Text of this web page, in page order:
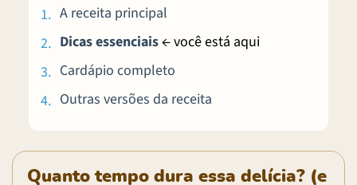
A receita principal
Dicas essenciais← você está aqui
Cardápio completo
Outras versões da receita
Quanto tempo dura essa delícia? (e